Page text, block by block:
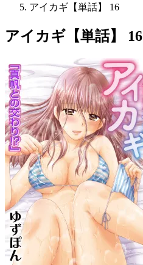
アイカギ【単話】 16
アイカギ【単話】 16